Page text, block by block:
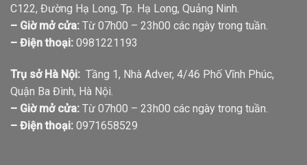
C122, Đường Hạ Long, Tp. Hạ Long, Quảng Ninh.
– Giờ mở cửa: Từ 07h00 – 23h00 các ngày trong tuần.
– Điện thoại: 0981221193
Trụ sở Hà Nội: Tầng 1, Nhà Adver, 4/46 Phố Vĩnh Phúc,
Quận Ba Đình, Hà Nội.
– Giờ mở cửa: Từ 07h00 – 23h00 các ngày trong tuần.
– Điện thoại: 0971658529